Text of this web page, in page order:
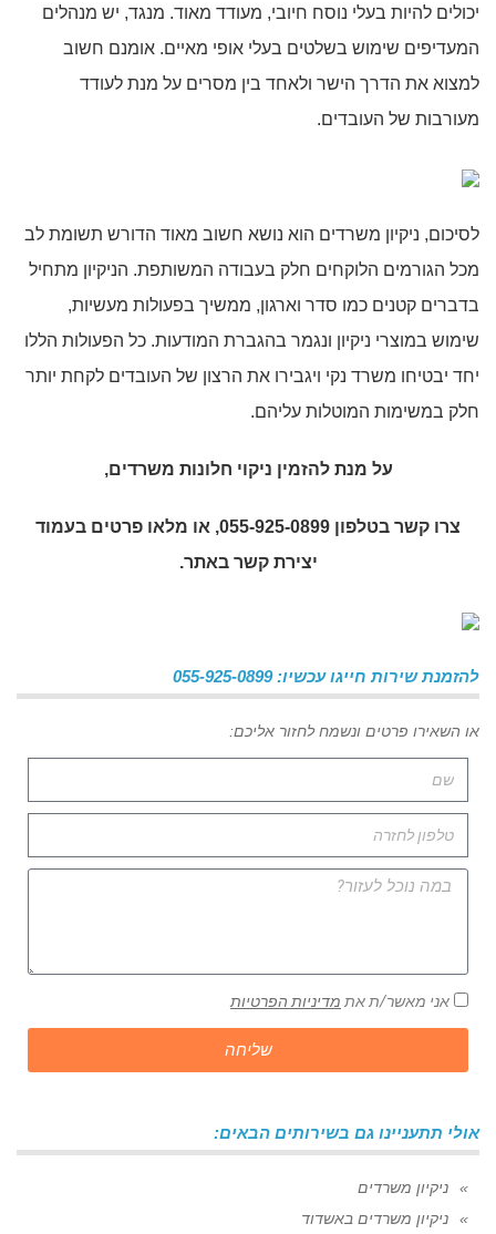
יכולים להיות בעלי נוסח חיובי, מעודד מאוד. מנגד, יש מנהלים
המעדיפים שימוש בשלטים בעלי אופי מאיים. אומנם חשוב
למצוא את הדרך הישר ולאחד בין מסרים על מנת לעודד
מעורבות של העובדים.
לסיכום, ניקיון משרדים הוא נושא חשוב מאוד הדורש תשומת לב
מכל הגורמים הלוקחים חלק בעבודה המשותפת. הניקיון מתחיל
בדברים קטנים כמו סדר וארגון, ממשיך בפעולות מעשיות,
שימוש במוצרי ניקיון ונגמר בהגברת המודעות. כל הפעולות הללו
יחד יבטיחו משרד נקי ויגבירו את הרצון של העובדים לקחת יותר
חלק במשימות המוטלות עליהם.
על מנת להזמין ניקוי חלונות משרדים,
צרו קשר בטלפון 055-925-0899, או מלאו פרטים בעמוד
יצירת קשר באתר.
להזמנת שירות חייגו עכשיו: 055-925-0899
או השאירו פרטים ונשמח לחזור אליכם:
אני מאשר/ת את מדיניות הפרטיות
שליחה
אולי תתעניינו גם בשירותים הבאים:
ניקיון משרדים
ניקיון משרדים באשדוד